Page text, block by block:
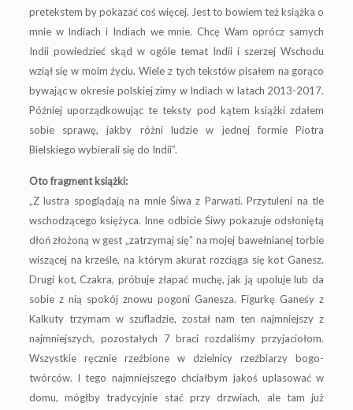
pretekstem by pokazać coś więcej. Jest to bowiem też książka o
mnie w Indiach i Indiach we mnie. Chcę Wam oprócz samych
Indii powiedzieć skąd w ogóle temat Indii i szerzej Wschodu
wziął się w moim życiu. Wiele z tych tekstów pisałem na gorąco
bywając w okresie polskiej zimy w Indiach w latach 2013-2017.
Później uporządkowując te teksty pod kątem książki zdałem
sobie sprawę, jakby różni ludzie w jednej formie Piotra
Bielskiego wybierali się do Indii”.
Oto fragment książki:
„Z lustra spoglądają na mnie Śiwa z Parwati. Przytuleni na tle
wschodzącego księżyca. Inne odbicie Śiwy pokazuje odsłoniętą
dłoń złożoną w gest „zatrzymaj się” na mojej bawełnianej torbie
wiszącej na krześle, na którym akurat rozciąga się kot Ganesz.
Drugi kot, Czakra, próbuje złapać muchę, jak ją upoluje lub da
sobie z nią spokój znowu pogoni Ganesza. Figurkę Ganeśy z
Kalkuty trzymam w szufladzie, został nam ten najmniejszy z
najmniejszych, pozostałych 7 braci rozdaliśmy przyjaciołom.
Wszystkie ręcznie rzeźbione w dzielnicy rzeźbiarzy bogo-
twórców. I tego najmniejszego chciałbym jakoś uplasować w
domu, mógłby tradycyjnie stać przy drzwiach, ale tam już